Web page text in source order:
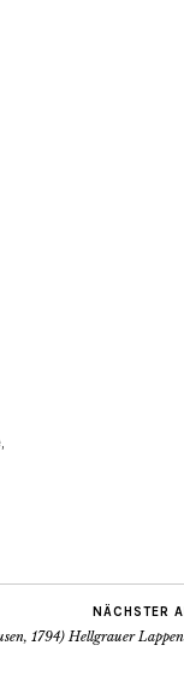
NÄCHSTER
1794) Hellgrauer